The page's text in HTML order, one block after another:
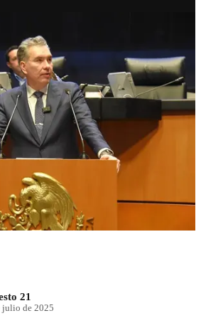
ECONOMÍA
contaminarse
ajenas: Waldo
Fernández
21
julio de 2025